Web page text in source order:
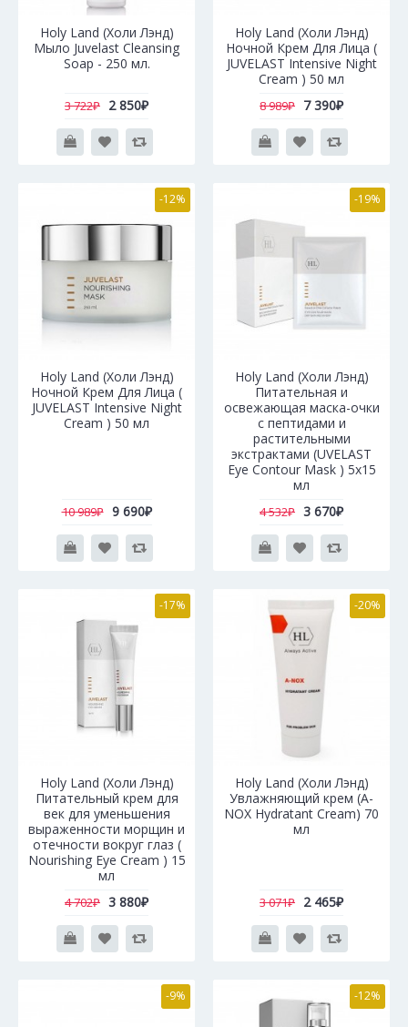
Holy Land (Холи Лэнд)
Мыло Juvelast Cleansing
Soap - 250 мл.
3 722₽ 2 850₽
Holy Land (Холи Лэнд)
Ночной Крем Для Лица (
JUVELAST Intensive Night
Cream ) 50 мл
8 989₽ 7 390₽
-12%
Holy Land (Холи Лэнд)
Ночной Крем Для Лица (
JUVELAST Intensive Night
Cream ) 50 мл
10 989₽ 9 690₽
-19%
Holy Land (Холи Лэнд)
Питательная и
освежающая маска-очки
с пептидами и
растительными
экстрактами (UVELAST
Eye Contour Mask ) 5х15
мл
4 532₽ 3 670₽
-17%
Holy Land (Холи Лэнд)
Питательный крем для
век для уменьшения
выраженности морщин и
отечности вокруг глаз (
Nourishing Eye Cream ) 15
мл
4 702₽ 3 880₽
-20%
Holy Land (Холи Лэнд)
Увлажняющий крем (A-
NОХ Hydratant Cream) 70
мл
3 071₽ 2 465₽
-9% -12%